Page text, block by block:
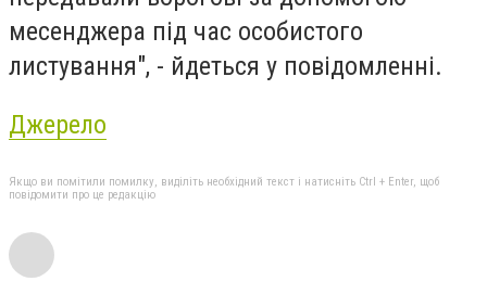
месенджера під час особистого
листування", - йдеться у повідомленні.
Джерело
Якщо ви помітили помилку, виділіть необхідний текст і натисніть Ctrl + Enter, щоб
повідомити про це редакцію